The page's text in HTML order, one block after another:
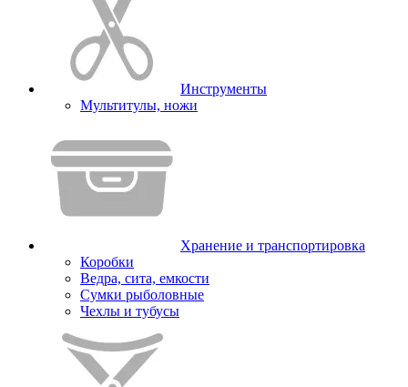
Инструменты
Мультитулы, ножи
Хранение и транспортировка
Коробки
Ведра, сита, емкости
Сумки рыболовные
Чехлы и тубусы